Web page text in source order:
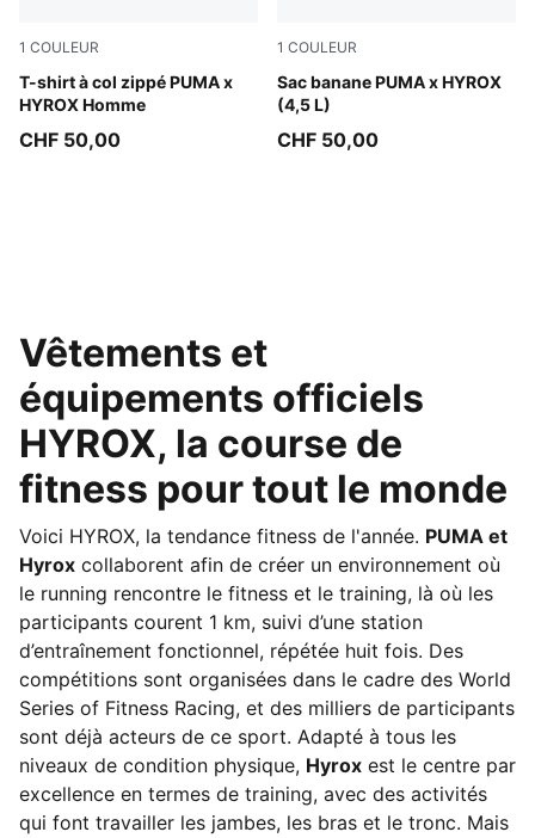
1 COULEUR
T-shirt à col zippé PUMA x
HYROX Homme
Puma Black
CHF 50,00
1 COULEUR
Sac banane PUMA x HYROX
(4,5 L)
Puma Black
CHF 50,00
Vêtements et
équipements officiels
HYROX, la course de
fitness pour tout le monde
Voici HYROX, la tendance fitness de l'année. PUMA et
Hyrox collaborent afin de créer un environnement où
le running rencontre le fitness et le training, là où les
participants courent 1 km, suivi d’une station
d’entraînement fonctionnel, répétée huit fois. Des
compétitions sont organisées dans le cadre des World
Series of Fitness Racing, et des milliers de participants
sont déjà acteurs de ce sport. Adapté à tous les
niveaux de condition physique, Hyrox est le centre par
excellence en termes de training, avec des activités
qui font travailler les jambes, les bras et le tronc. Mais